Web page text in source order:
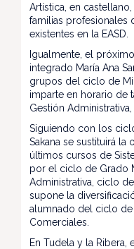
Artística, en
familias profesionales
existentes en la EASD.
Igualmente, el
integrado María Ana
grupos del ciclo de
imparte en horario
Gestión
Siguiendo con los
Sakana se sustituirá la
últimos cursos de
por el ciclo de Grado
Administrativa, ciclo
supone la
alumnado del ciclo
Comerciales.
En Tudela y la Ribera,